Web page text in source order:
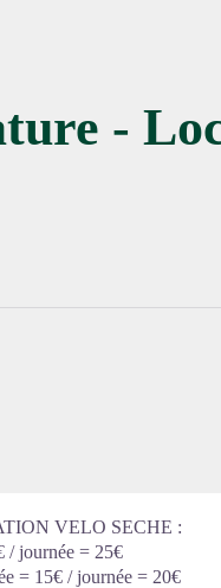
-
VELO SECHE :
/ journée = 25€
= 15€ / journée = 20€